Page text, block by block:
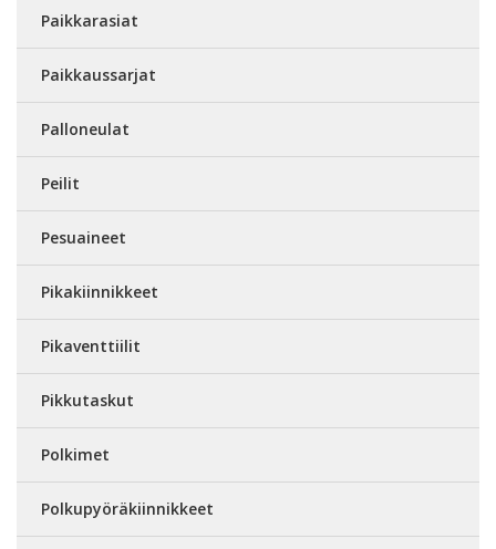
Paikkarasiat
Paikkaussarjat
Palloneulat
Peilit
Pesuaineet
Pikakiinnikkeet
Pikaventtiilit
Pikkutaskut
Polkimet
Polkupyöräkiinnikkeet